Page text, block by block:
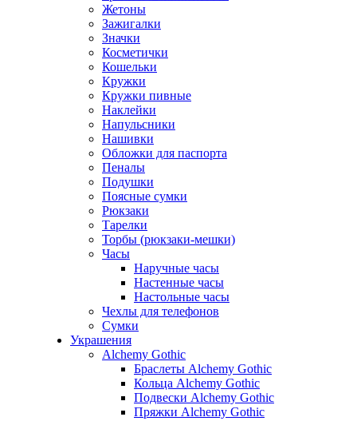
Жетоны
Зажигалки
Значки
Косметички
Кошельки
Кружки
Кружки пивные
Наклейки
Напульсники
Нашивки
Обложки для паспорта
Пеналы
Подушки
Поясные сумки
Рюкзаки
Тарелки
Торбы (рюкзаки-мешки)
Часы
Наручные часы
Настенные часы
Настольные часы
Чехлы для телефонов
Сумки
Украшения
Alchemy Gothic
Браслеты Alchemy Gothic
Кольца Alchemy Gothic
Подвески Alchemy Gothic
Пряжки Alchemy Gothic